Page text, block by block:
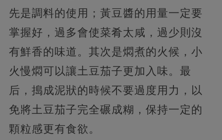
先是調料的使用；黃豆醬的用量一定要
掌握好，過多會使菜肴太咸，過少則沒
有鮮香的味道。其次是燜煮的火候，小
火慢燜可以讓土豆茄子更加入味。最
后，搗成泥狀的時候不要過度用力，以
免將土豆茄子完全碾成糊，保持一定的
顆粒感更有食欲。